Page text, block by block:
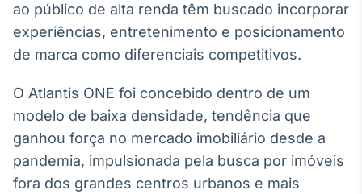
Ticker
Cotações e
headlines de
Broadcast
Widgets
Componentes
para conteúdos e
funcionalidades
ao público de alta renda têm buscado incorporar
experiências, entretenimento e posicionamento
de marca como diferenciais competitivos.
O Atlantis ONE foi concebido dentro de um
modelo de baixa densidade, tendência que
ganhou força no mercado imobiliário desde a
pandemia, impulsionada pela busca por imóveis
fora dos grandes centros urbanos e mais